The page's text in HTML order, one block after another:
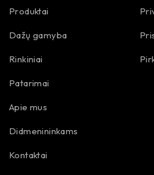
Produktai
Dažų gamyba
Rinkiniai
Patarimai
Apie mus
Didmenininkams
Kontaktai